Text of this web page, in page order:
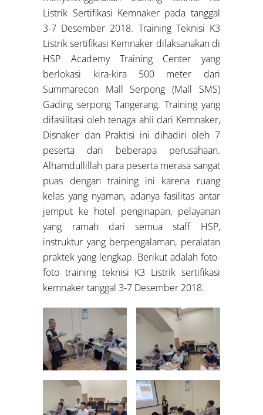
Listrik Sertifikasi Kemnaker pada tanggal
3-7 Desember 2018. Training Teknisi K3
Listrik sertifikasi Kemnaker dilaksanakan di
HSP Academy Training Center yang
berlokasi kira-kira 500 meter dari
Summarecon Mall Serpong (Mall SMS)
Gading serpong Tangerang. Training yang
difasilitasi oleh tenaga ahli dari Kemnaker,
Disnaker dan Praktisi ini dihadiri oleh 7
peserta dari beberapa perusahaan.
Alhamdullillah para peserta merasa sangat
puas dengan training ini karena ruang
kelas yang nyaman, adanya fasilitas antar
jemput ke hotel penginapan, pelayanan
yang ramah dari semua staff HSP,
instruktur yang berpengalaman, peralatan
praktek yang lengkap. Berikut adalah foto-
foto training teknisi K3 Listrik sertifikasi
kemnaker tanggal 3-7 Desember 2018.